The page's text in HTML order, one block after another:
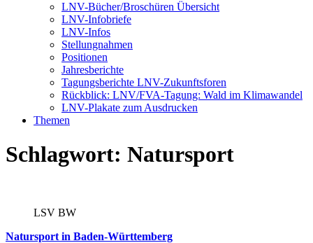
LNV-Bücher/Broschüren Übersicht
LNV-Infobriefe
LNV-Infos
Stellungnahmen
Positionen
Jahresberichte
Tagungsberichte LNV-Zukunftsforen
Rückblick: LNV/FVA-Tagung: Wald im Klimawandel
LNV-Plakate zum Ausdrucken
Themen
Schlagwort: Natursport
LSV BW
Natursport in Baden-Württemberg